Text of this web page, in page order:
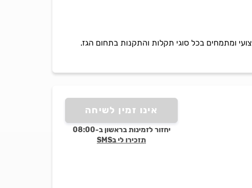
ומתמחים בכל סוגי תקלות והתקנות בתחום הגז.
אינו זמין לשיחה
יחזור לזמינות בראשון ב-08:00
תזכירו לי בSMS